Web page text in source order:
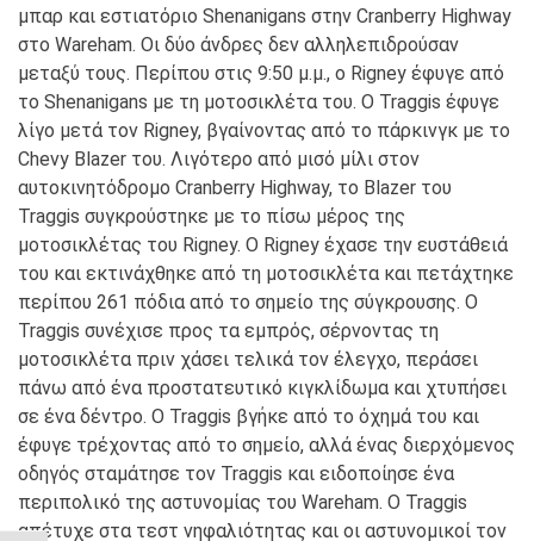
μπαρ και εστιατόριο Shenanigans στην Cranberry Highway
στο Wareham. Οι δύο άνδρες δεν αλληλεπιδρούσαν
μεταξύ τους. Περίπου στις 9:50 μ.μ., ο Rigney έφυγε από
το Shenanigans με τη μοτοσικλέτα του. Ο Traggis έφυγε
λίγο μετά τον Rigney, βγαίνοντας από το πάρκινγκ με το
Chevy Blazer του. Λιγότερο από μισό μίλι στον
αυτοκινητόδρομο Cranberry Highway, το Blazer του
Traggis συγκρούστηκε με το πίσω μέρος της
μοτοσικλέτας του Rigney. Ο Rigney έχασε την ευστάθειά
του και εκτινάχθηκε από τη μοτοσικλέτα και πετάχτηκε
περίπου 261 πόδια από το σημείο της σύγκρουσης. Ο
Traggis συνέχισε προς τα εμπρός, σέρνοντας τη
μοτοσικλέτα πριν χάσει τελικά τον έλεγχο, περάσει
πάνω από ένα προστατευτικό κιγκλίδωμα και χτυπήσει
σε ένα δέντρο. Ο Traggis βγήκε από το όχημά του και
έφυγε τρέχοντας από το σημείο, αλλά ένας διερχόμενος
οδηγός σταμάτησε τον Traggis και ειδοποίησε ένα
περιπολικό της αστυνομίας του Wareham. Ο Traggis
απέτυχε στα τεστ νηφαλιότητας και οι αστυνομικοί τον